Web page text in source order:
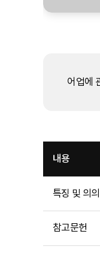
어업에
내용
특징 및 의의
참고문헌